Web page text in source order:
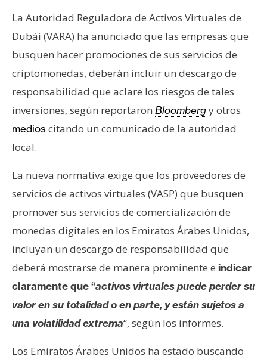
s
N
o
a
s
d
r
e
s
a
T
e
m
a
La Autoridad Reguladora de Activos Virtuales de
Dubái (VARA) ha anunciado que las empresas que
busquen hacer promociones de sus servicios de
criptomonedas, deberán incluir un descargo de
responsabilidad que aclare los riesgos de tales
inversiones, según reportaron Bloombergy otros
medioscitando un comunicado de la autoridad
local.
La nueva normativa exige que los proveedores de
servicios de activos virtuales (VASP) que busquen
promover sus servicios de comercialización de
monedas digitales en los Emiratos Árabes Unidos,
incluyan un descargo de responsabilidad que
deberá mostrarse de manera prominente e indicar
claramente que “activos virtuales puede perder su
valor en su totalidad o en parte, y están sujetos a
una volatilidad extrema“, según los informes.
Los Emiratos Árabes Unidos ha estado buscando